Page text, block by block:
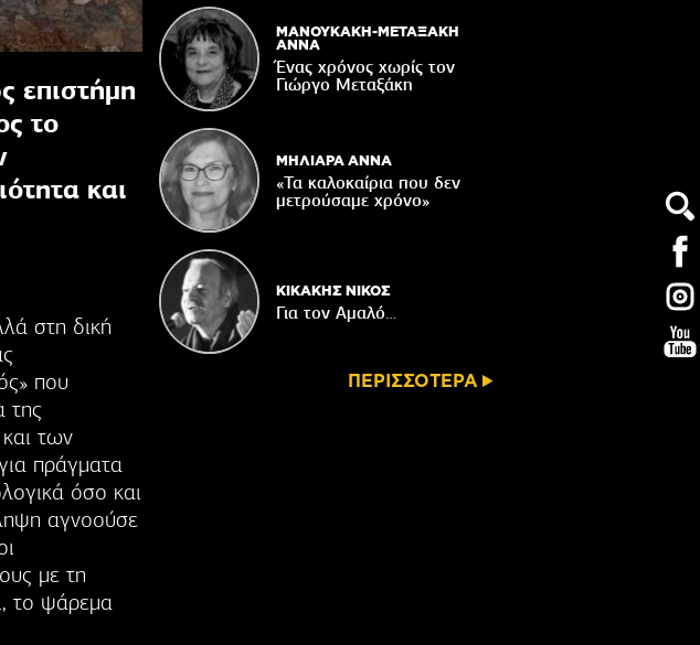
επιστήμη
το
και
στη δική
που
της
των
πράγµατα
όσο και
αγνοούσε
µε τη
το ψάρεµα
Η 8η Γιορτή Μπανάνας στην Άρβη με τη
στήριξη του Δήμου Βιάννου
05/08/2026
Νέος μετεωρολογικός σταθμός στον
οικισμό του Συκολόγου
ΜΑΝΟΥΚΑΚΗ-ΜΕΤΑΞΑΚΗ
ΑΝΝΑ
Ένας χρόνος χωρίς τον
Γιώργο Μεταξάκη
ΜΗΛΙΑΡΑ ΑΝΝΑ
«Τα καλοκαίρια που δεν
μετρούσαμε χρόνο»
ΚΙΚΑΚΗΣ ΝΙΚΟΣ
Για τον Αμαλό…
ΠΕΡΙΣΣΟΤΕΡΑ